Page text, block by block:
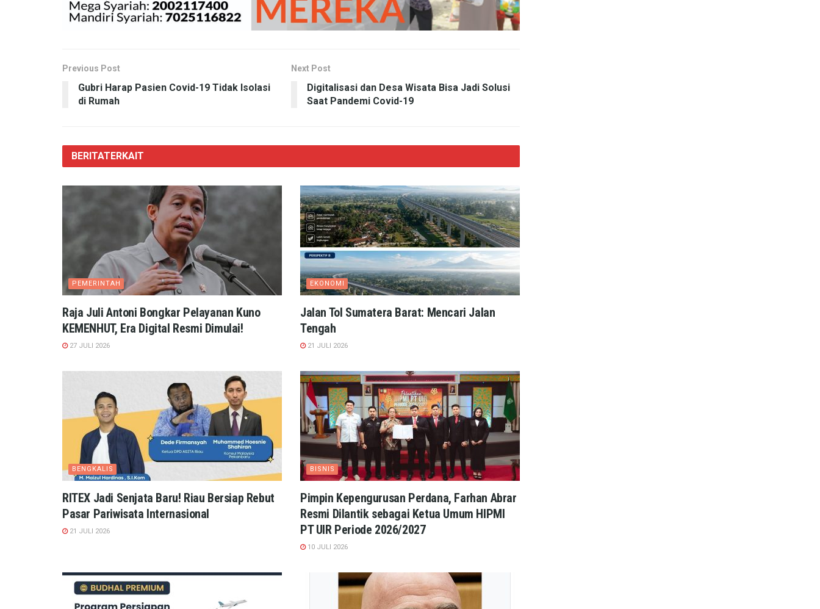
Previous Post
Gubri Harap Pasien Covid-19 Tidak Isolasi
di Rumah
Next Post
Digitalisasi dan Desa Wisata Bisa Jadi Solusi
Saat Pandemi Covid-19
BERITATERKAIT
PEMERINTAH
Raja Juli Antoni Bongkar Pelayanan Kuno
KEMENHUT, Era Digital Resmi Dimulai!
27 JULI 2026
EKONOMI
Jalan Tol Sumatera Barat: Mencari Jalan
Tengah
21 JULI 2026
BENGKALIS
RITEX Jadi Senjata Baru! Riau Bersiap Rebut
Pasar Pariwisata Internasional
21 JULI 2026
BISNIS
Pimpin Kepengurusan Perdana, Farhan Abrar
Resmi Dilantik sebagai Ketua Umum HIPMI
PT UIR Periode 2026/2027
10 JULI 2026